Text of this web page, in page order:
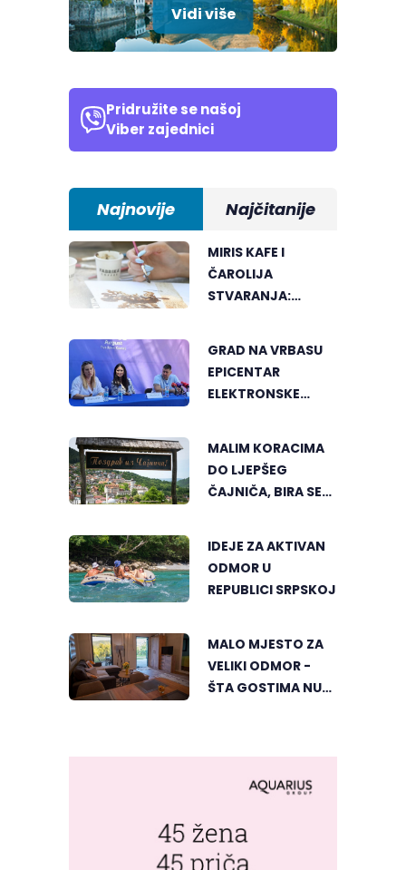
Vidi više
Pridružite se našoj
Viber zajednici
Najnovije Najčitanije
MIRIS KAFE I
ČAROLIJA
STVARANJA:
BANJALUCI
GRAD NA VRBASU
EPICENTAR
ELEKTRONSKE
MALIM KORACIMA
DO LJEPŠEG
ČAJNIČA, BIRA SE
IDEJE ZA AKTIVAN
ODMOR U
REPUBLICI SRPSKOJ
MALO MJESTO ZA
VELIKI ODMOR -
ŠTA GOSTIMA NUDI